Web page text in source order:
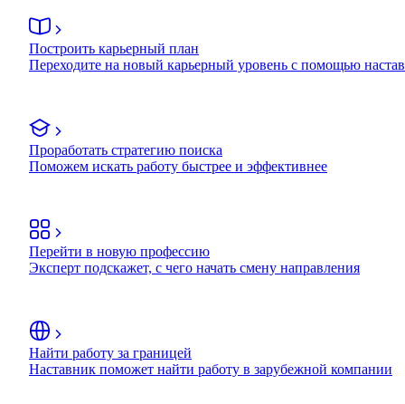
Построить карьерный план
Переходите на новый карьерный уровень с помощью
Проработать стратегию поиска
Поможем искать работу быстрее и эффективнее
Перейти в новую профессию
Эксперт подскажет, с чего начать смену направления
Найти работу за границей
Наставник поможет найти работу в зарубежной компании